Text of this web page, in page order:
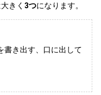
きく 3つになります。
書き出す、口に出して